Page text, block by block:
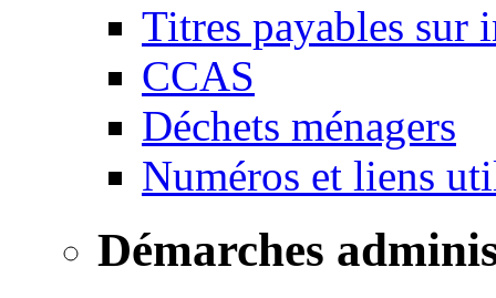
Titres payables sur
CCAS
Déchets ménagers
Numéros et liens
Démarches